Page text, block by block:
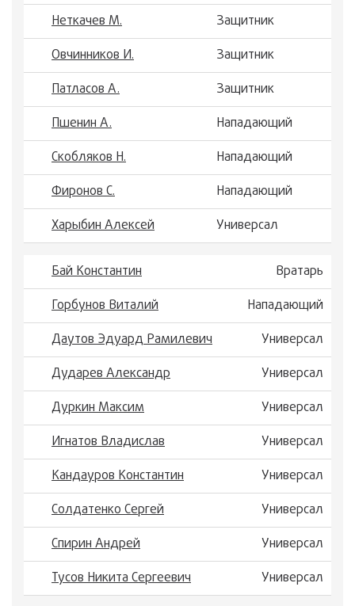
Неткачев М.
Защитник
Овчинников И.
Защитник
Патласов А.
Защитник
Пшенин А.
Нападающий
Скобляков Н.
Нападающий
Фиронов С.
Нападающий
Харыбин Алексей
Универсал
Бай Константин
Вратарь
Горбунов Виталий
Нападающий
Даутов Эдуард Рамилевич
Универсал
Дударев Александр
Универсал
Дуркин Максим
Универсал
Игнатов Владислав
Универсал
Кандауров Константин
Универсал
Солдатенко Сергей
Универсал
Спирин Андрей
Универсал
Тусов Никита Сергеевич
Универсал